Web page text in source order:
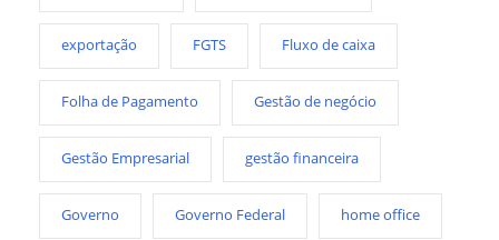
exportação FGTS Fluxo de caixa
Folha de Pagamento Gestão de negócio
Gestão Empresarial gestão financeira
Governo Governo Federal home office